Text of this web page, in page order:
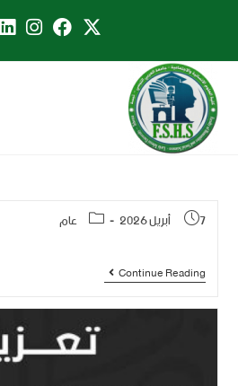
7 أبريل 2026 عام
Continue Reading